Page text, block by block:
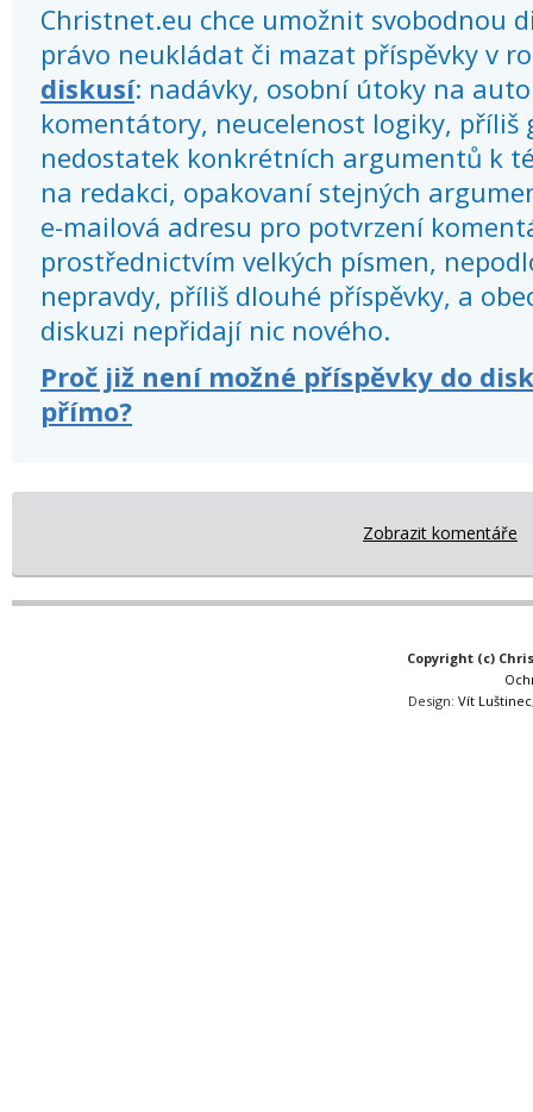
Christnet.eu chce umožnit svobodnou
právo neukládat či mazat příspěvky v
diskusí: nadávky, osobní útoky na
komentátory, neucelenost logiky, příliš
nedostatek konkrétních argumentů k
na redakci, opakovaní stejných
e-mailová adresu pro potvrzení
prostřednictvím velkých písmen,
nepravdy, příliš dlouhé příspěvky, a
diskuzi nepřidají nic nového.
Proč již není možné příspěvky do
přímo?
Zobrazit komentáře
Copyright (c)
Design:Vít Luštinec